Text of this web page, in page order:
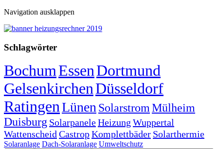
Navigation ausklappen
Schlagwörter
BochumEssenDortmund
GelsenkirchenDüsseldorf
RatingenLünenSolarstromMülheim
Duisburg SolarpaneleHeizung Wuppertal
WattenscheidCastropKomplettbäder Solarthermie
Solaranlage Dach-Solaranlage Umweltschutz